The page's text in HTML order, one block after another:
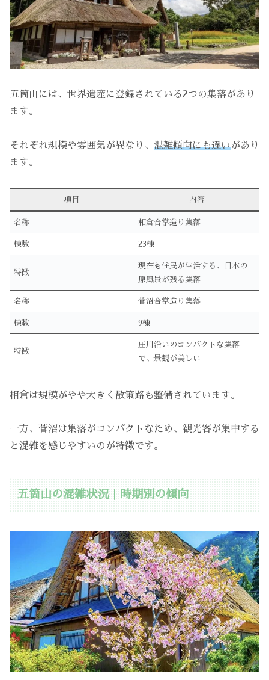
五箇山には、世界遺産に登録されている2つの集落があり
ます。
それぞれ規模や雰囲気が異なり、 混雑傾向にも違いがあり
ます。
項目 内容
名称 相倉合掌造り集落
棟数 23棟
特徴
現在も住民が生活する、日本の
原風景が残る集落
名称 菅沼合掌造り集落
棟数 9棟
特徴
庄川沿いのコンパクトな集落
で、景観が美しい
相倉は規模がやや大きく散策路も整備されています。
一方、菅沼は集落がコンパクトなため、観光客が集中する
と混雑を感じやすいのが特徴です。
五箇山の混雑状況｜時期別の傾向